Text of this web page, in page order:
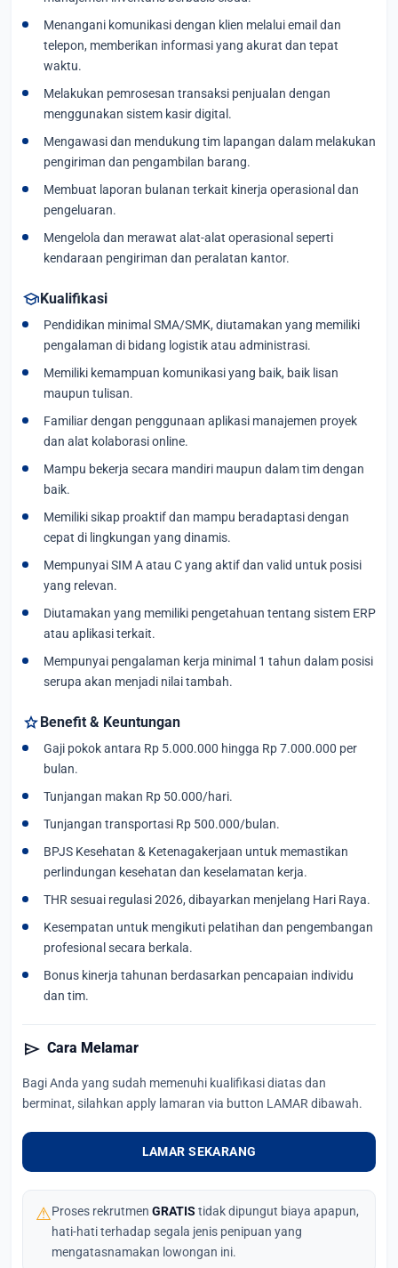
Menangani komunikasi dengan klien melalui email dan
telepon, memberikan informasi yang akurat dan tepat
waktu.
Melakukan pemrosesan transaksi penjualan dengan
menggunakan sistem kasir digital.
Mengawasi dan mendukung tim lapangan dalam melakukan
pengiriman dan pengambilan barang.
Membuat laporan bulanan terkait kinerja operasional dan
pengeluaran.
Mengelola dan merawat alat-alat operasional seperti
kendaraan pengiriman dan peralatan kantor.
schoolKualifikasi
Pendidikan minimal SMA/SMK, diutamakan yang memiliki
pengalaman di bidang logistik atau administrasi.
Memiliki kemampuan komunikasi yang baik, baik lisan
maupun tulisan.
Familiar dengan penggunaan aplikasi manajemen proyek
dan alat kolaborasi online.
Mampu bekerja secara mandiri maupun dalam tim dengan
baik.
Memiliki sikap proaktif dan mampu beradaptasi dengan
cepat di lingkungan yang dinamis.
Mempunyai SIM A atau C yang aktif dan valid untuk posisi
yang relevan.
Diutamakan yang memiliki pengetahuan tentang sistem ERP
atau aplikasi terkait.
Mempunyai pengalaman kerja minimal 1 tahun dalam posisi
serupa akan menjadi nilai tambah.
starBenefit & Keuntungan
Gaji pokok antara Rp 5.000.000 hingga Rp 7.000.000 per
bulan.
Tunjangan makan Rp 50.000/hari.
Tunjangan transportasi Rp 500.000/bulan.
BPJS Kesehatan & Ketenagakerjaan untuk memastikan
perlindungan kesehatan dan keselamatan kerja.
THR sesuai regulasi 2026, dibayarkan menjelang Hari Raya.
Kesempatan untuk mengikuti pelatihan dan pengembangan
profesional secara berkala.
Bonus kinerja tahunan berdasarkan pencapaian individu
dan tim.
send Cara Melamar
Bagi Anda yang sudah memenuhi kualifikasi diatas dan
berminat, silahkan apply lamaran via button LAMAR dibawah.
LAMAR SEKARANG
⚠Proses rekrutmen GRATIS tidak dipungut biaya apapun,
hati-hati terhadap segala jenis penipuan yang
mengatasnamakan lowongan ini.